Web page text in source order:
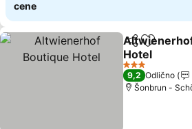
cene
Deli Dodati
Hotel
Pogledaj
3 Zvezdice
9,2 Odlično
Šonbrun -